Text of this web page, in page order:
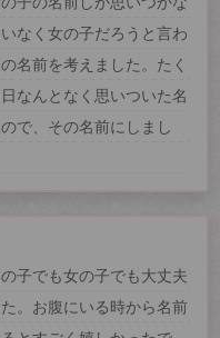
なく女の子だろうと言わ
名前を考えました。たく
なんとなく思いついた名
で、その名前にしまし
子でも女の子でも大丈夫
。お腹にいる時から名前